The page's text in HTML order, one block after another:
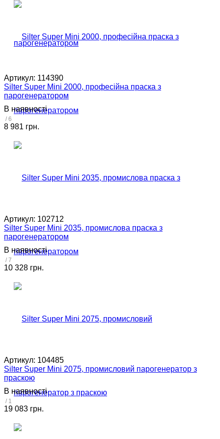
Артикул: 114390
Silter Super Mini 2000, професійна праска з
парогенератором
В наявності
/ 6
8 981 грн.
Артикул: 102712
Silter Super Mini 2035, промислова праска з
парогенератором
В наявності
/ 7
10 328 грн.
Артикул: 104485
Silter Super Mini 2075, промисловий парогенератор з
праскою
В наявності
/ 1
19 083 грн.